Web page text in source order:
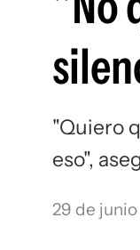
"Quiero
eso",
29 de